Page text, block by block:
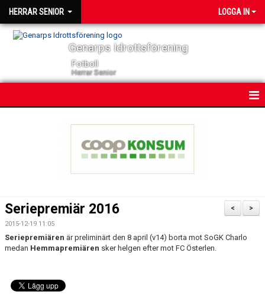
HERRAR SENIOR LOGGA IN
Genarps Idrottsförening
Fotboll
Herrar Senior
TRUPPEN
SERIER
>
<
Seriepremiär 2016
2015-12-19 11:05
Seriepremiären är preliminärt den 8 april (v14) borta mot SoGK Charlo
medan Hemmapremiären sker helgen efter mot FC Österlen.